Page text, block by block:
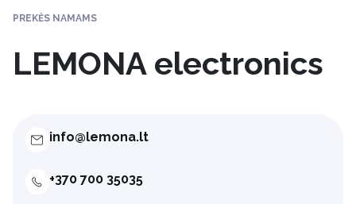
PREKĖS NAMAMS
LEMONA electronics
info@lemona.lt
+370 700 35035